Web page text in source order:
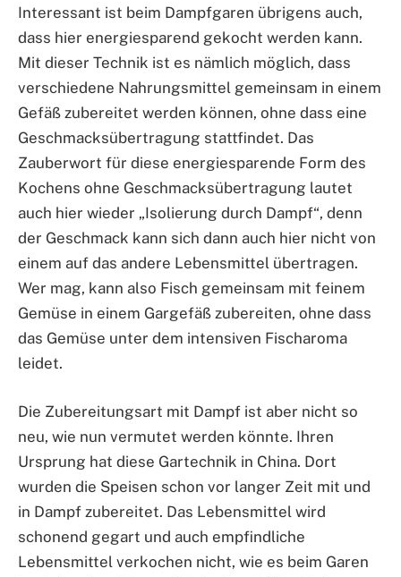
Interessant ist beim Dampfgaren übrigens auch,
dass hier energiesparend gekocht werden kann.
Mit dieser Technik ist es nämlich möglich, dass
verschiedene Nahrungsmittel gemeinsam in einem
Gefäß zubereitet werden können, ohne dass eine
Geschmacksübertragung stattfindet. Das
Zauberwort für diese energiesparende Form des
Kochens ohne Geschmacksübertragung lautet
auch hier wieder „Isolierung durch Dampf“, denn
der Geschmack kann sich dann auch hier nicht von
einem auf das andere Lebensmittel übertragen.
Wer mag, kann also Fisch gemeinsam mit feinem
Gemüse in einem Gargefäß zubereiten, ohne dass
das Gemüse unter dem intensiven Fischaroma
leidet.
Die Zubereitungsart mit Dampf ist aber nicht so
neu, wie nun vermutet werden könnte. Ihren
Ursprung hat diese Gartechnik in China. Dort
wurden die Speisen schon vor langer Zeit mit und
in Dampf zubereitet. Das Lebensmittel wird
schonend gegart und auch empfindliche
Lebensmittel verkochen nicht, wie es beim Garen